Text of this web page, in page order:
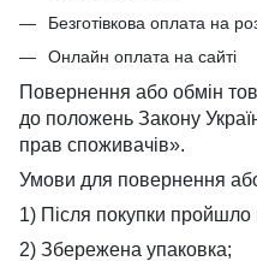
Безготівкова оплата на
Онлайн оплата на сайті
Повернення або обмін
до положень Закону
прав споживачів».
Умови для повернення
1) Після покупки пройшло
2) Збережена упаковка;